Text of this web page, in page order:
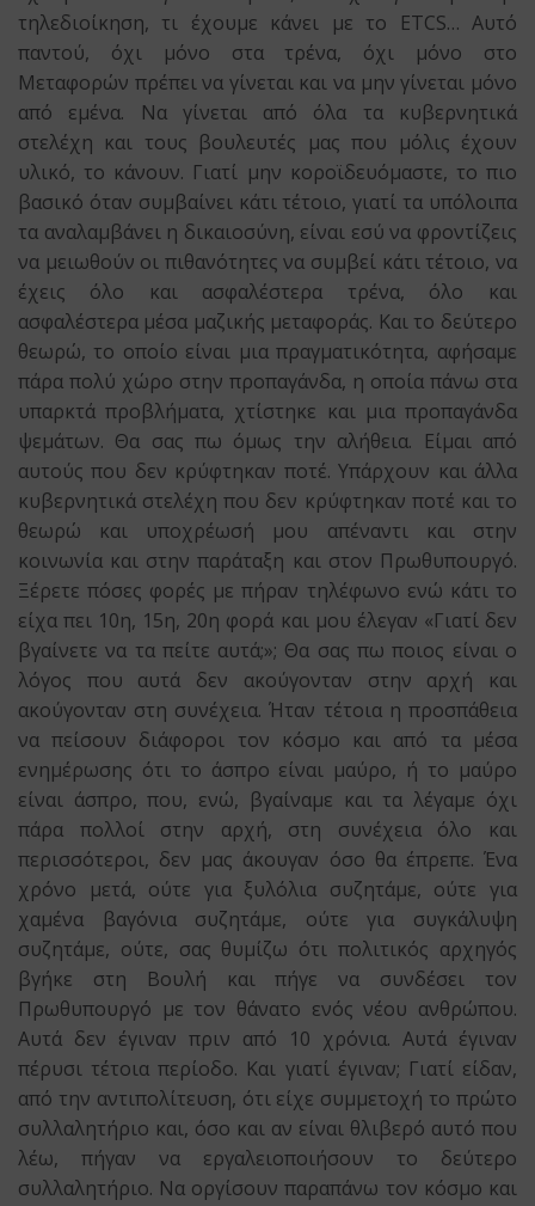
τηλεδιοίκηση, τι έχουμε κάνει με το ETCS… Αυτό
παντού, όχι μόνο στα τρένα, όχι μόνο στο
Mεταφορών πρέπει να γίνεται και να μην γίνεται μόνο
από εμένα. Να γίνεται από όλα τα κυβερνητικά
στελέχη και τους βουλευτές μας που μόλις έχουν
υλικό, το κάνουν. Γιατί μην κοροϊδευόμαστε, το πιο
βασικό όταν συμβαίνει κάτι τέτοιο, γιατί τα υπόλοιπα
τα αναλαμβάνει η δικαιοσύνη, είναι εσύ να φροντίζεις
να μειωθούν οι πιθανότητες να συμβεί κάτι τέτοιο, να
έχεις όλο και ασφαλέστερα τρένα, όλο και
ασφαλέστερα μέσα μαζικής μεταφοράς. Και το δεύτερο
θεωρώ, το οποίο είναι μια πραγματικότητα, αφήσαμε
πάρα πολύ χώρο στην προπαγάνδα, η οποία πάνω στα
υπαρκτά προβλήματα, χτίστηκε και μια προπαγάνδα
ψεμάτων. Θα σας πω όμως την αλήθεια. Είμαι από
αυτούς που δεν κρύφτηκαν ποτέ. Υπάρχουν και άλλα
κυβερνητικά στελέχη που δεν κρύφτηκαν ποτέ και το
θεωρώ και υποχρέωσή μου απέναντι και στην
κοινωνία και στην παράταξη και στον Πρωθυπουργό.
Ξέρετε πόσες φορές με πήραν τηλέφωνο ενώ κάτι το
είχα πει 10η, 15η, 20η φορά και μου έλεγαν «Γιατί δεν
βγαίνετε να τα πείτε αυτά;»; Θα σας πω ποιος είναι ο
λόγος που αυτά δεν ακούγονταν στην αρχή και
ακούγονταν στη συνέχεια. Ήταν τέτοια η προσπάθεια
να πείσουν διάφοροι τον κόσμο και από τα μέσα
ενημέρωσης ότι το άσπρο είναι μαύρο, ή το μαύρο
είναι άσπρο, που, ενώ, βγαίναμε και τα λέγαμε όχι
πάρα πολλοί στην αρχή, στη συνέχεια όλο και
περισσότεροι, δεν μας άκουγαν όσο θα έπρεπε. Ένα
χρόνο μετά, ούτε για ξυλόλια συζητάμε, ούτε για
χαμένα βαγόνια συζητάμε, ούτε για συγκάλυψη
συζητάμε, ούτε, σας θυμίζω ότι πολιτικός αρχηγός
βγήκε στη Βουλή και πήγε να συνδέσει τον
Πρωθυπουργό με τον θάνατο ενός νέου ανθρώπου.
Αυτά δεν έγιναν πριν από 10 χρόνια. Αυτά έγιναν
πέρυσι τέτοια περίοδο. Και γιατί έγιναν; Γιατί είδαν,
από την αντιπολίτευση, ότι είχε συμμετοχή το πρώτο
συλλαλητήριο και, όσο και αν είναι θλιβερό αυτό που
λέω, πήγαν να εργαλειοποιήσουν το δεύτερο
συλλαλητήριο. Να οργίσουν παραπάνω τον κόσμο και